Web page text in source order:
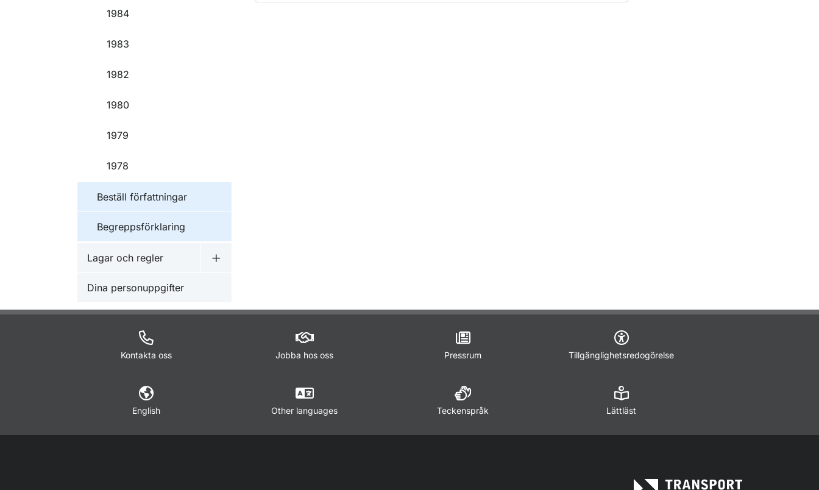
1984
1983
1982
1980
1979
1978
Beställ författningar
Begreppsförklaring
Lagar och regler
Undermeny för Lagar och regler
Dina personuppgifter
Kontakta oss Jobba hos oss Pressrum Tillgänglighetsredogörelse
English Other languages Teckenspråk Lättläst